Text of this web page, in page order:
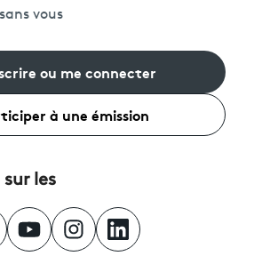
vous
ou me connecter
à une émission
les